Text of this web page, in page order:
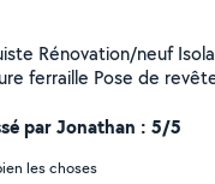
revêtement de sol
par Jonathan : 5/5
les choses